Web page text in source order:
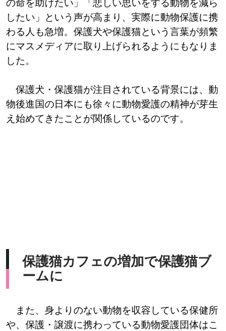
の命を助けたい」「悲しい思いをする動物を減ら
したい」という声が高まり、実際に動物保護に携
わる人も急増。保護犬や保護猫という言葉が頻繁
にマスメディアに取り上げられるようにもなりま
した。
保護犬・保護猫が注目されている背景には、動
物後進国の日本にも徐々に動物愛護の精神が芽生
え始めてきたことが関係しているのです。
保護猫カフェの増加で保護猫ブ
ームに
また、身よりのない動物を収容している保健所
や、保護・譲渡に携わっている動物愛護団体はこ